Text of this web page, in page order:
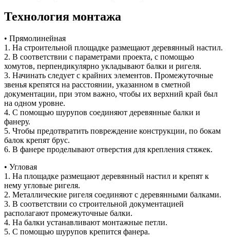
Технология монтажа
• Прямолинейная
1. На строительной площадке размещают деревянный настил.
2. В соответствии с параметрами проекта, с помощью
хомутов, перпендикулярно укладывают балки и ригеля.
3. Начинать следует с крайних элементов. Промежуточные
звенья крепятся на расстоянии, указанном в сметной
документации, при этом важно, чтобы их верхний край был
на одном уровне.
4. С помощью шурупов соединяют деревянные балки и
фанеру.
5. Чтобы предотвратить повреждение конструкции, по бокам
балок крепят брус.
6. В фанере проделывают отверстия для крепления стяжек.
• Угловая
1. На площадке размещают деревянный настил и крепят к
нему угловые ригеля.
2. Металлические ригеля соединяют с деревянными балками.
3. В соответствии со строительной документацией
располагают промежуточные балки.
4. На балки устанавливают монтажные петли.
5. С помощью шурупов крепится фанера.